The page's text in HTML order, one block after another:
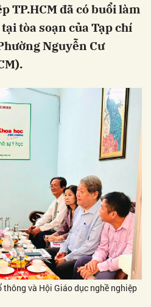
TP.HCM đã có buổi làm
tòa soạn của Tạp chí
Nguyễn Cư
và Hội Giáo dục nghề nghiệp